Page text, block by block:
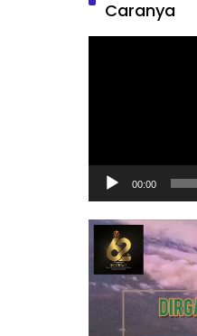
Caranya
00:00
Pemutar
Video